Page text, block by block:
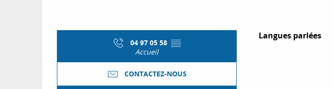
04 97 05 58 ▒▒
Accueil
CONTACTEZ-NOUS
Langues parlées
Langues parlées